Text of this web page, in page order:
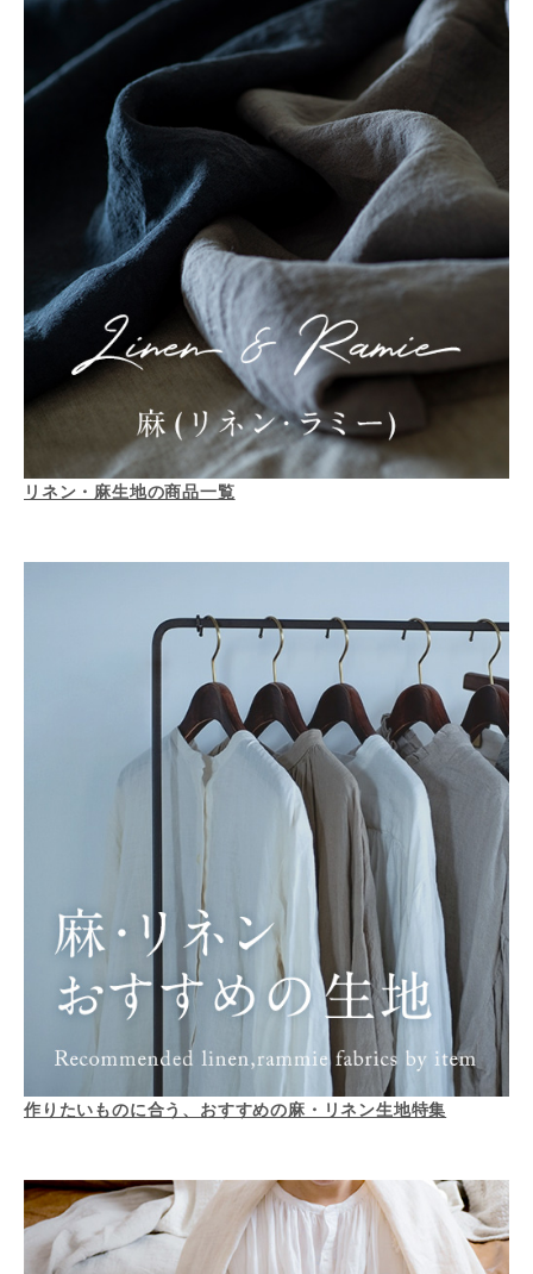
リネン・麻生地の商品一覧
作りたいものに合う、おすすめの麻・リネン生地特集